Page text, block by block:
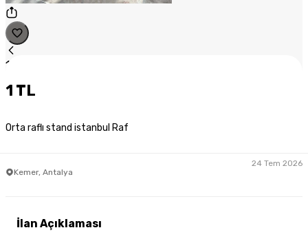
1
1 TL
Orta raflı stand istanbul Raf
Kemer, Antalya
24 Tem 2026
İlan Açıklaması